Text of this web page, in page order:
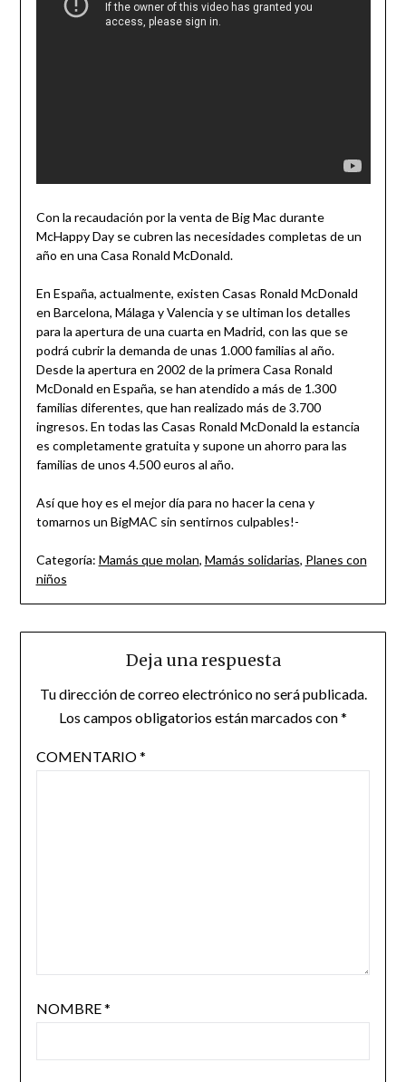
Con la recaudación por la venta de Big Mac durante
McHappy Day se cubren las necesidades completas de un
año en una Casa Ronald McDonald.
En España, actualmente, existen Casas Ronald McDonald
en Barcelona, Málaga y Valencia y se ultiman los detalles
para la apertura de una cuarta en Madrid, con las que se
podrá cubrir la demanda de unas 1.000 familias al año.
Desde la apertura en 2002 de la primera Casa Ronald
McDonald en España, se han atendido a más de 1.300
familias diferentes, que han realizado más de 3.700
ingresos. En todas las Casas Ronald McDonald la estancia
es completamente gratuita y supone un ahorro para las
familias de unos 4.500 euros al año.
Así que hoy es el mejor día para no hacer la cena y
tomarnos un BigMAC sin sentirnos culpables!-
Categoría: Mamás que molan, Mamás solidarias, Planes con
niños
Deja una respuesta
Tu dirección de correo electrónico no será publicada.
Los campos obligatorios están marcados con*
COMENTARIO*
NOMBRE*